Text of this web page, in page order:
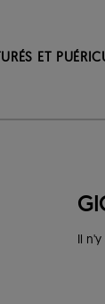
ET
Il